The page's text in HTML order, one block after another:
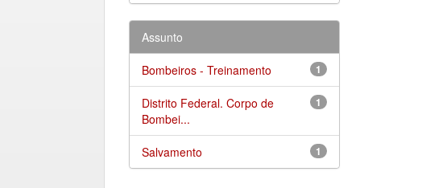
Assunto
1
Bombeiros - Treinamento
1
Distrito Federal. Corpo de
Bombei...
1
Salvamento